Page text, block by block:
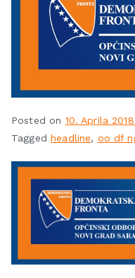
Posted on 10. Aprila
Taggedheadline, oo df